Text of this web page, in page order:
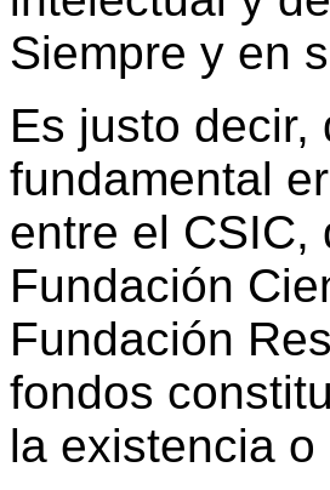
Siempre y en
Es justo decir,
fundamental
entre el CSIC,
Fundación
Fundación
fondos
la existencia